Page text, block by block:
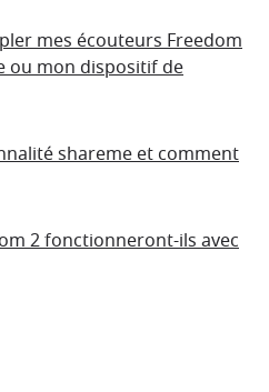
mes écouteurs Freedom
ou mon dispositif de
shareme et comment
2 fonctionneront-ils avec